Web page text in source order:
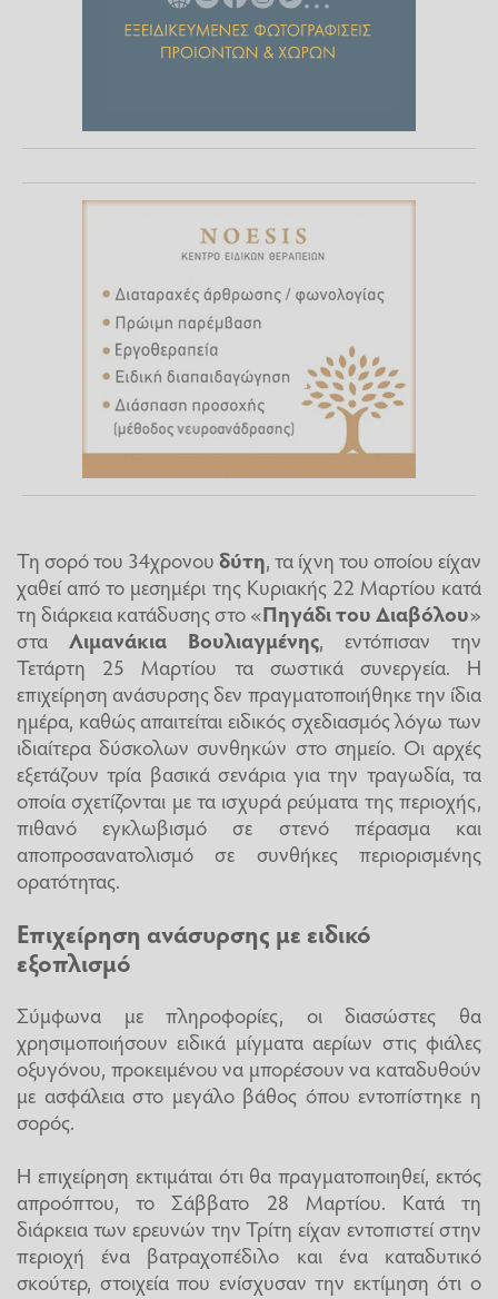
Τη σορό του 34χρονουδύτη, τα ίχνη του οποίου είχαν
χαθεί από το μεσημέρι της Κυριακής 22 Μαρτίου κατά
τη διάρκεια κατάδυσης στο «Πηγάδι του Διαβόλου»
στα Λιμανάκια Βουλιαγμένης, εντόπισαν την
Τετάρτη 25 Μαρτίου τα σωστικά συνεργεία. Η
επιχείρηση ανάσυρσης δεν πραγματοποιήθηκε την ίδια
ημέρα, καθώς απαιτείται ειδικός σχεδιασμός λόγω των
ιδιαίτερα δύσκολων συνθηκών στο σημείο. Οι αρχές
εξετάζουν τρία βασικά σενάρια για την τραγωδία, τα
οποία σχετίζονται με τα ισχυρά ρεύματα της περιοχής,
πιθανό εγκλωβισμό σε στενό πέρασμα και
αποπροσανατολισμό σε συνθήκες περιορισμένης
ορατότητας.
Επιχείρηση ανάσυρσης με ειδικό
εξοπλισμό
Σύμφωνα με πληροφορίες, οι διασώστες θα
χρησιμοποιήσουν ειδικά μίγματα αερίων στις φιάλες
οξυγόνου, προκειμένου να μπορέσουν να καταδυθούν
με ασφάλεια στο μεγάλο βάθος όπου εντοπίστηκε η
σορός.
Η επιχείρηση εκτιμάται ότι θα πραγματοποιηθεί, εκτός
απροόπτου, το Σάββατο 28 Μαρτίου. Κατά τη
διάρκεια των ερευνών την Τρίτη είχαν εντοπιστεί στην
περιοχή ένα βατραχοπέδιλο και ένα καταδυτικό
σκούτερ, στοιχεία που ενίσχυσαν την εκτίμηση ότι ο